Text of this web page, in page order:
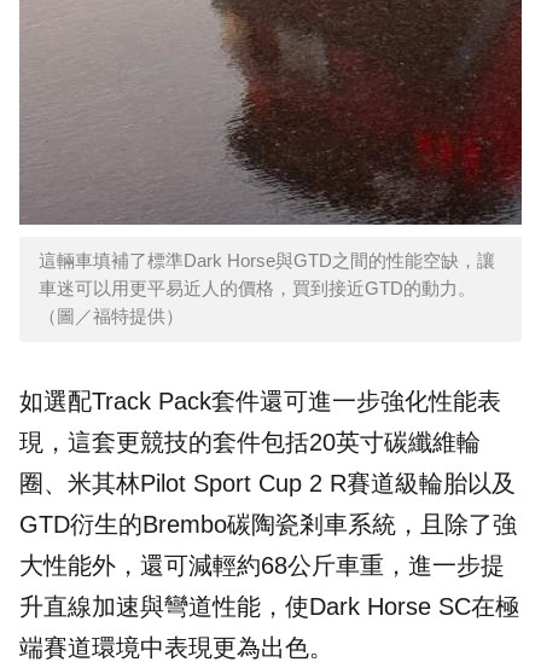
這輛車填補了標準Dark Horse與GTD之間的性能空缺，讓
車迷可以用更平易近人的價格，買到接近GTD的動力。
（圖／福特提供）
如選配Track Pack套件還可進一步強化性能表
現，這套更競技的套件包括20英寸碳纖維輪
圈、米其林Pilot Sport Cup 2 R賽道級輪胎以及
GTD衍生的Brembo碳陶瓷剎車系統，且除了強
大性能外，還可減輕約68公斤車重，進一步提
升直線加速與彎道性能，使Dark Horse SC在極
端賽道環境中表現更為出色。